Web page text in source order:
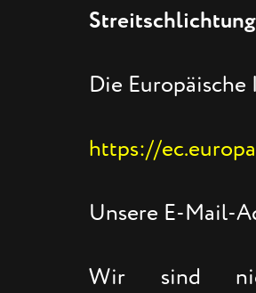
Streitschlichtung
Die
https://
Unsere E-Mail-
Wir sind